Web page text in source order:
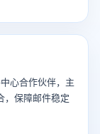
心合作伙伴，主
，保障邮件稳定